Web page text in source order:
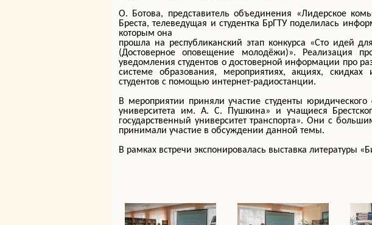
О. Ботова, представитель объединения «Лидерское
Бреста, телеведущая и студентка БрГТУ поделилась
которым она
прошла на республиканский этап конкурса «Сто идей
(Достоверное оповещение молодёжи)». Реализация
уведомления студентов о достоверной информации про
системе образования, мероприятиях, акциях,
студентов с помощью интернет-радиостанции.
В мероприятии приняли участие студенты юридического
университета им. А. С. Пушкина» и учащиеся
государственный университет транспорта». Они с
принимали участие в обсуждении данной темы.
В рамках встречи экспонировалась выставка литературы